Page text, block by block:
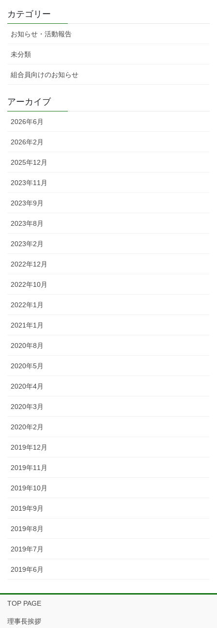
カテゴリー
お知らせ・活動報告
未分類
組合員向けのお知らせ
アーカイブ
2026年6月
2026年2月
2025年12月
2023年11月
2023年9月
2023年8月
2023年2月
2022年12月
2022年10月
2022年1月
2021年1月
2020年8月
2020年5月
2020年4月
2020年3月
2020年2月
2019年12月
2019年11月
2019年10月
2019年9月
2019年8月
2019年7月
2019年6月
TOP PAGE
理事長挨拶